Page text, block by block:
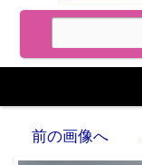
前の画像へ